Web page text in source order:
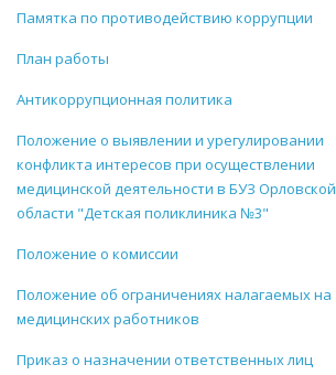
Памятка по противодействию коррупции
План работы
Антикоррупционная политика
Положение о выявлении и урегулировании
конфликта интересов при осуществлении
медицинской деятельности в БУЗ Орловской
области "Детская поликлиника №3"
Положение о комиссии
Положение об ограничениях налагаемых на
медицинских работников
Приказ о назначении ответственных лиц